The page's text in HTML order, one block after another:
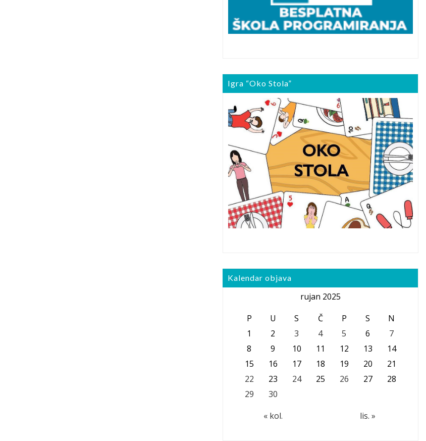
Igra “Oko Stola”
Kalendar objava
rujan 2025
P
U S Č P S N
« kol. lis. »
1 2 3 4 5 6
7
8
9 10 11 12 13
14
15
16 17 18 19 20
21
22
23 24 25 26 27
28
29
30